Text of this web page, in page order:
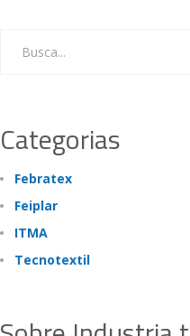
Busca...
Categorias
Febratex
Feiplar
ITMA
Tecnotextil